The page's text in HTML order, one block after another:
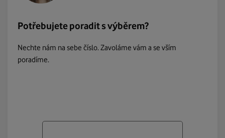
Potřebujete poradit s výběrem?
Nechte nám na sebe číslo. Zavoláme vám a se vším
poradíme.